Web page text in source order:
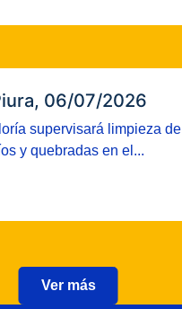
06/07/2026
supervisará limpieza de
y quebradas en el...
Ver más